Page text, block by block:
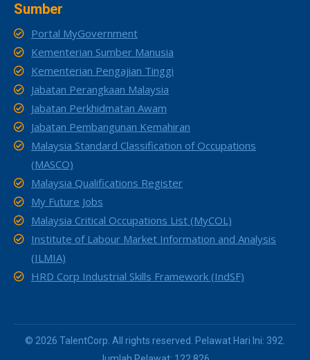
Sumber
Portal MyGovernment
Kementerian Sumber Manusia
Kementerian Pengajian Tinggi
Jabatan Perangkaan Malaysia
Jabatan Perkhidmatan Awam
Jabatan Pembangunan Kemahiran
Malaysia Standard Classification of Occupations
(MASCO)
Malaysia Qualifications Register
My Future Jobs
Malaysia Critical Occupations List (MyCOL)
Institute of Labour Market Information and Analysis
(ILMIA)
HRD Corp Industrial Skills Framework (IndSF)
© 2026 TalentCorp. All rights reserved. Pelawat Hari Ini: 392.